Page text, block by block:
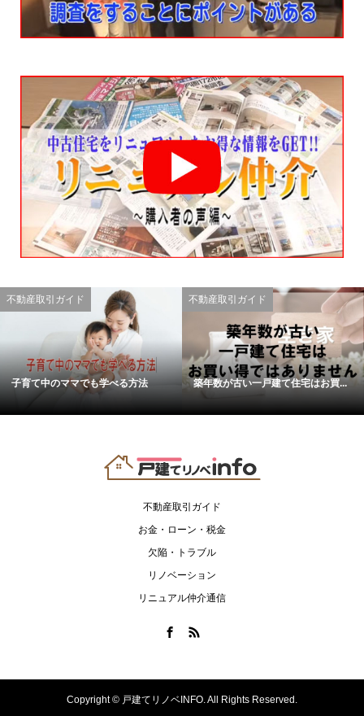
不動産取引ガイド
子育て中のママでも学べる方法
不動産取引ガイド
築年数が古い一戸建て住宅はお買...
不動産取引ガイド
お金・ローン・税金
欠陥・トラブル
リノベーション
リニュアル仲介通信
Copyright © 戸建てリノベINFO. All Rights Reserved.